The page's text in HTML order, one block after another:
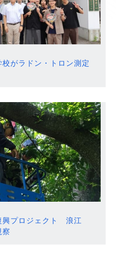
がラドン・トロン測定
興プロジェクト 浪江
察